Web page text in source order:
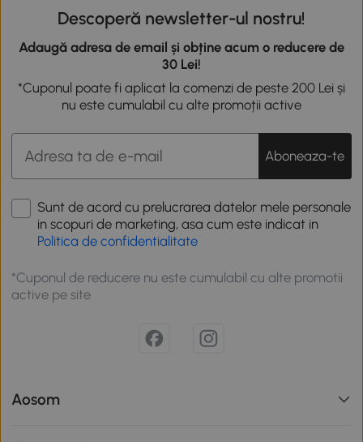
Descoperă newsletter-ul nostru!
Adaugă adresa de email și obține acum o reducere de
30 Lei!
*Cuponul poate fi aplicat la comenzi de peste 200 Lei și
nu este cumulabil cu alte promoții active
Aboneaza-te
Sunt de acord cu prelucrarea datelor mele personale
in scopuri de marketing, asa cum este indicat in
Politica de confidentialitate
*Cuponul de reducere nu este cumulabil cu alte promotii
active pe site
Aosom